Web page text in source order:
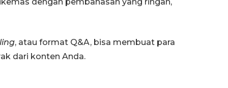
, atau format Q&A, bisa membuat para
dari konten Anda.132 ribu keluarga graduasi dari